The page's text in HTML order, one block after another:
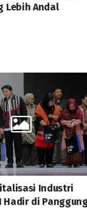
Lebih Andal
Industri
Hadir di